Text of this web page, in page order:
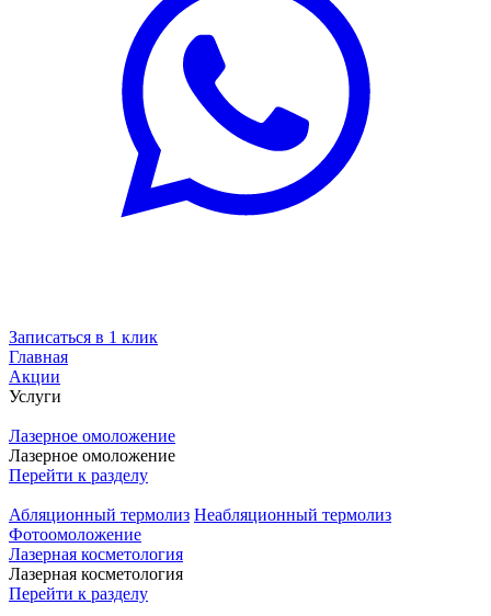
Записаться в 1 клик
Главная
Акции
Услуги
Лазерное омоложение
Лазерное омоложение
Перейти к разделу
Абляционный термолиз Неабляционный термолиз
Фотоомоложение
Лазерная косметология
Лазерная косметология
Перейти к разделу